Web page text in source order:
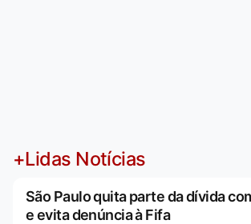
+Lidas Notícias
São Paulo quita parte da dívida
e evita denúncia à Fifa